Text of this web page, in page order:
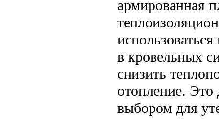
армированная
в кровельных
снизить
отопление.
выбором для